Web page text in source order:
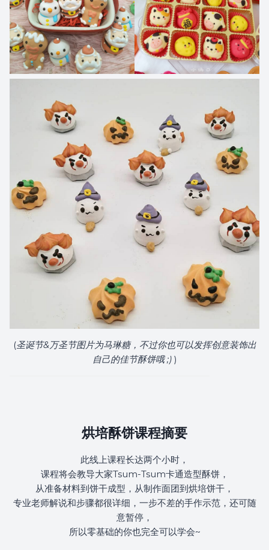
(圣诞节&万圣节图片为马琳糖，不过你也可以发挥创意装饰出
自己的佳节酥饼哦 ;))
烘培酥饼课程摘要
此线上课程长达两个小时，
课程将会教导大家Tsum-Tsum卡通造型酥饼，
从准备材料到饼干成型，从制作面团到烘培饼干，
专业老师解说和步骤都很详细，一步不差的手作示范，还可随
意暂停，
所以零基础的你也完全可以学会~